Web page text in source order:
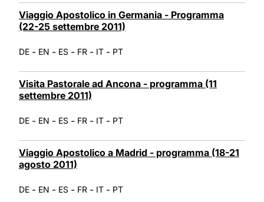
Viaggio Apostolico in Germania - Programma
(22-25 settembre 2011)
DE - EN - ES - FR - IT - PT
Visita Pastorale ad Ancona - programma (11
settembre 2011)
DE - EN - ES - FR - IT - PT
Viaggio Apostolico a Madrid - programma (18-21
agosto 2011)
DE - EN - ES - FR - IT - PT